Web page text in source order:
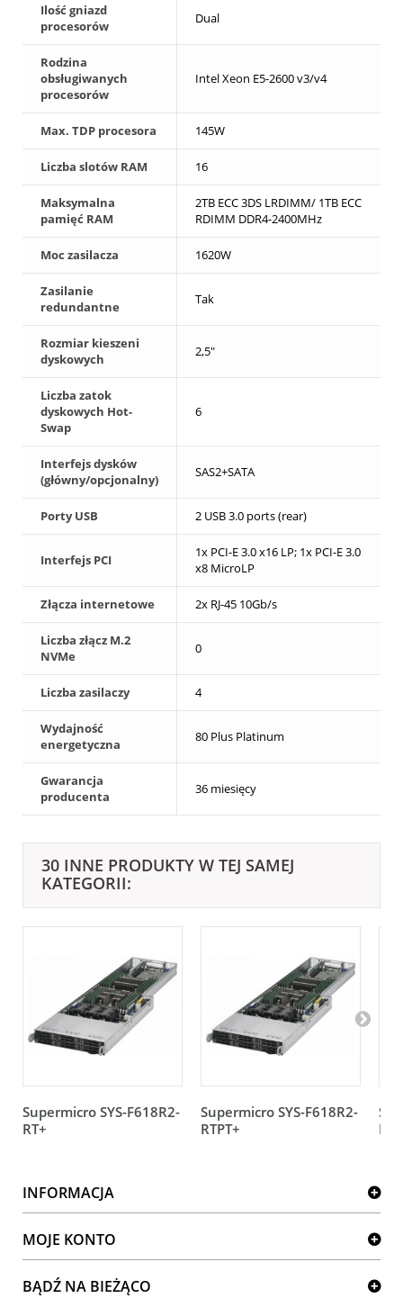
Ilość gniazd
procesorów
Dual
Rodzina
obsługiwanych
procesorów
Intel Xeon E5-2600 v3/v4
Max. TDP procesora 145W
Liczba slotów RAM 16
Maksymalna
pamięć RAM
2TB ECC 3DS LRDIMM/ 1TB ECC
RDIMM DDR4-2400MHz
Moc zasilacza 1620W
Zasilanie
redundantne
Tak
Rozmiar kieszeni
dyskowych
2,5"
Liczba zatok
dyskowych Hot-
Swap
6
Interfejs dysków
(główny/opcjonalny)
SAS2+SATA
Porty USB 2 USB 3.0 ports (rear)
Interfejs PCI
1x PCI-E 3.0 x16 LP; 1x PCI-E 3.0
x8 MicroLP
Złącza internetowe 2x RJ-45 10Gb/s
Liczba złącz M.2
NVMe
0
Liczba zasilaczy 4
Wydajność
energetyczna
80 Plus Platinum
Gwarancja
producenta
36 miesięcy
30 INNE PRODUKTY W TEJ SAMEJ
KATEGORII:
Supermicro SYS-F618R2-
RT+
Supermicro SYS-F618R2-
RTPT+
FT+
INFORMACJA
MOJE KONTO
BĄDŹ NA BIEŻĄCO